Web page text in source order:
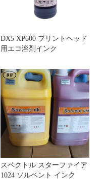
DX5 XP600 プリントヘッド
用エコ溶剤インク
スペクトル スターファイア
1024 ソルベント インク